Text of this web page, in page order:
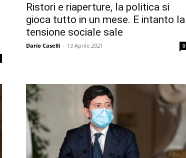
Ristori e riaperture, la politica si
gioca tutto in un mese. E intanto la
tensione sociale sale
Dario Caselli - 13 Aprile 2021 0